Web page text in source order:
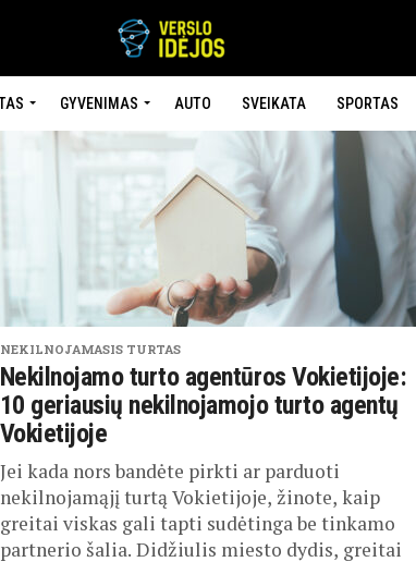
GYVENIMAS AUTO SVEIKATA SPORTAS
NEKILNOJAMASIS TURTAS
Nekilnojamo turto agentūros Vokietijoje:
10 geriausių nekilnojamojo turto agentų
Vokietijoje
Jei kada nors bandėte pirkti ar parduoti
nekilnojamąjį turtą Vokietijoje, žinote, kaip
greitai viskas gali tapti sudėtinga be tinkamo
partnerio šalia. Didžiulis miesto dydis, greitai